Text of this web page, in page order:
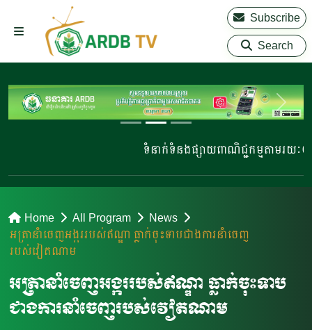
Subscribe
Search
ទំនាក់ទំនងផ្សាយពាណិជ្ជកម្មតាមរយៈ 023
Home All Program
News
អត្រានាំចេញអង្កររបស់ឥណ្ឌា ធ្លាក់ចុះទាបជាងការនាំចេញ
របស់វៀតណាម
អត្រានាំចេញអង្កររបស់ឥណ្ឌា ធ្លាក់ចុះទាប
ជាងការនាំចេញរបស់វៀតណាម